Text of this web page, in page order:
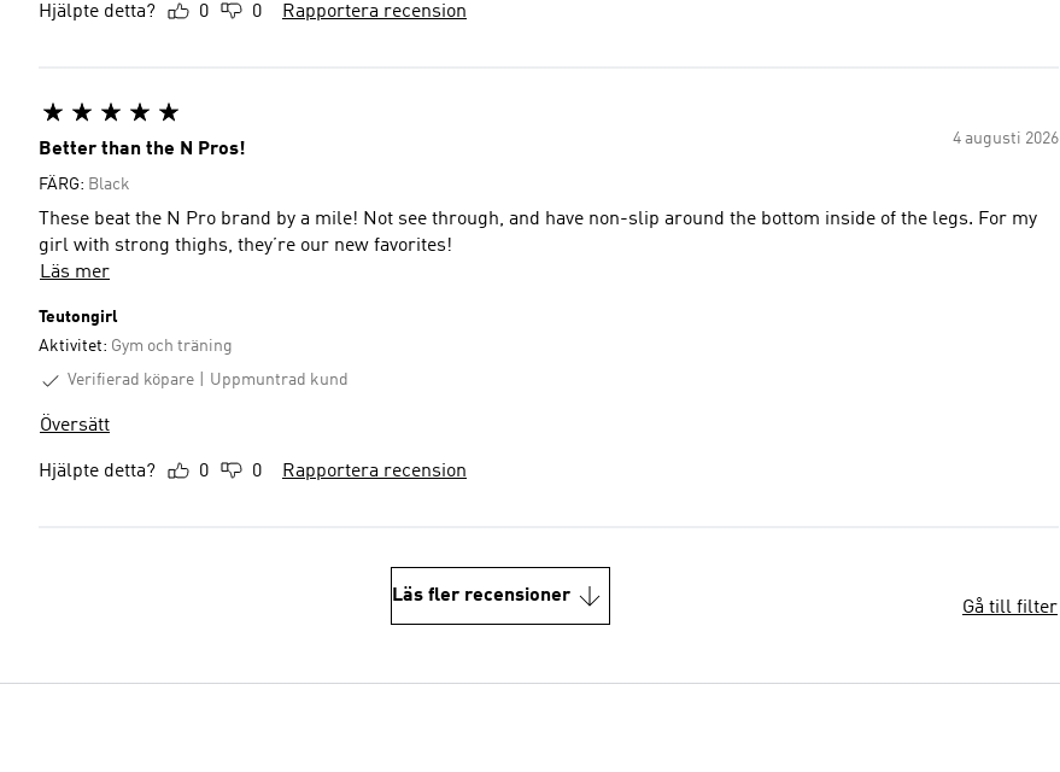
Hjälpte detta? 0 0 Rapportera recension
4 augusti 2026
Better than the N Pros!
FÄRG: Black
These beat the N Pro brand by a mile! Not see through, and have non-slip around the bottom inside of the legs. For my
girl with strong thighs, they’re our new favorites!
Läs mer
Teutongirl
Aktivitet: Gym och träning
Verifierad köpare
Uppmuntrad kund
Översätt
Hjälpte detta? 0 0 Rapportera recension
Läs fler recensioner
Gå till filter